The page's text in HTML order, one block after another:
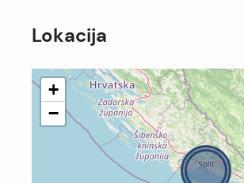
Lokacija
+
−